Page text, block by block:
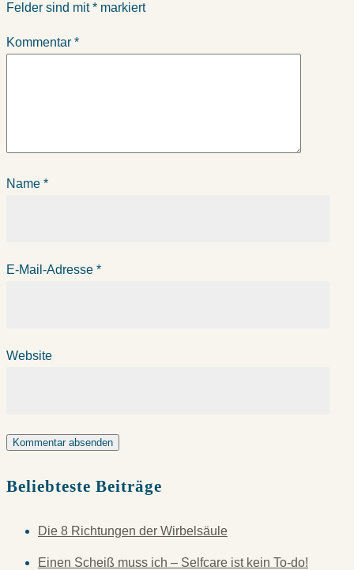
Felder sind mit* markiert
Kommentar *
Name *
E-Mail-Adresse *
Website
Beliebteste Beiträge
Die 8 Richtungen der Wirbelsäule
Einen Scheiß muss ich – Selfcare ist kein To-do!